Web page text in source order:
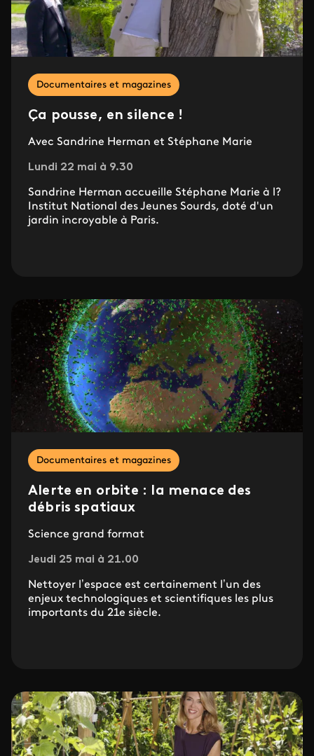
Documentaires et magazines
Ça pousse, en silence !
Avec Sandrine Herman et Stéphane Marie
Lundi 22 mai à 9.30
Sandrine Herman accueille Stéphane Marie à l?
Institut National des Jeunes Sourds, doté d'un
jardin incroyable à Paris.
Documentaires et magazines
Alerte en orbite : la menace des
débris spatiaux
Science grand format
Jeudi 25 mai à 21.00
Nettoyer l’espace est certainement l’un des
enjeux technologiques et scientifiques les plus
importants du 21e siècle.